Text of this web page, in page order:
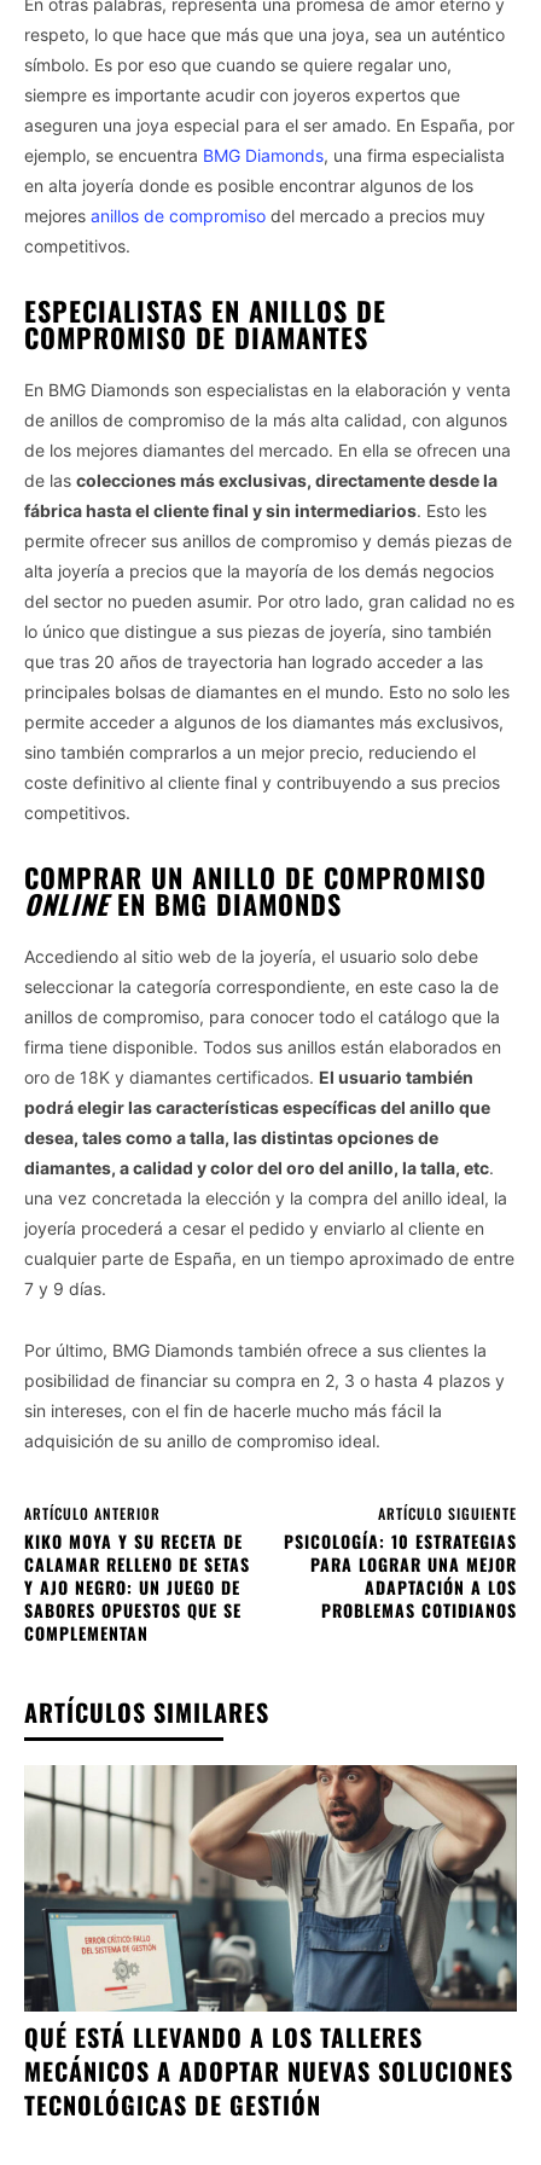
En otras palabras, representa una promesa de amor eterno y
respeto, lo que hace que más que una joya, sea un auténtico
símbolo. Es por eso que cuando se quiere regalar uno,
siempre es importante acudir con joyeros expertos que
aseguren una joya especial para el ser amado. En España, por
ejemplo, se encuentra BMG Diamonds, una firma especialista
en alta joyería donde es posible encontrar algunos de los
mejores anillos de compromiso del mercado a precios muy
competitivos.
ESPECIALISTAS EN ANILLOS DE
COMPROMISO DE DIAMANTES
En BMG Diamonds son especialistas en la elaboración y venta
de anillos de compromiso de la más alta calidad, con algunos
de los mejores diamantes del mercado. En ella se ofrecen una
de las colecciones más exclusivas, directamente desde la
fábrica hasta el cliente final y sin intermediarios. Esto les
permite ofrecer sus anillos de compromiso y demás piezas de
alta joyería a precios que la mayoría de los demás negocios
del sector no pueden asumir. Por otro lado, gran calidad no es
lo único que distingue a sus piezas de joyería, sino también
que tras 20 años de trayectoria han logrado acceder a las
principales bolsas de diamantes en el mundo. Esto no solo les
permite acceder a algunos de los diamantes más exclusivos,
sino también comprarlos a un mejor precio, reduciendo el
coste definitivo al cliente final y contribuyendo a sus precios
competitivos.
COMPRAR UN ANILLO DE COMPROMISO
ONLINEEN BMG DIAMONDS
Accediendo al sitio web de la joyería, el usuario solo debe
seleccionar la categoría correspondiente, en este caso la de
anillos de compromiso, para conocer todo el catálogo que la
firma tiene disponible. Todos sus anillos están elaborados en
oro de 18K y diamantes certificados. El usuario también
podrá elegir las características específicas del anillo que
desea, tales como a talla, las distintas opciones de
diamantes, a calidad y color del oro del anillo, la talla, etc.
una vez concretada la elección y la compra del anillo ideal, la
joyería procederá a cesar el pedido y enviarlo al cliente en
cualquier parte de España, en un tiempo aproximado de entre
7 y 9 días.
Por último, BMG Diamonds también ofrece a sus clientes la
posibilidad de financiar su compra en 2, 3 o hasta 4 plazos y
sin intereses, con el fin de hacerle mucho más fácil la
adquisición de su anillo de compromiso ideal.
ARTÍCULO ANTERIOR
KIKO MOYA Y SU RECETA DE
CALAMAR RELLENO DE SETAS
Y AJO NEGRO: UN JUEGO DE
SABORES OPUESTOS QUE SE
COMPLEMENTAN
ARTÍCULO SIGUIENTE
PSICOLOGÍA: 10 ESTRATEGIAS
PARA LOGRAR UNA MEJOR
ADAPTACIÓN A LOS
PROBLEMAS COTIDIANOS
ARTÍCULOS SIMILARES
QUÉ ESTÁ LLEVANDO A LOS TALLERES
MECÁNICOS A ADOPTAR NUEVAS SOLUCIONES
TECNOLÓGICAS DE GESTIÓN